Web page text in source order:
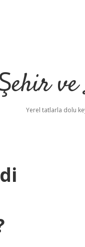
Yerel tatlarla dolu